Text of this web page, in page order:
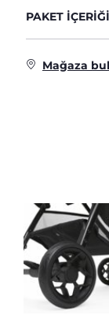
PAKET IÇERIĞI
Mağaza